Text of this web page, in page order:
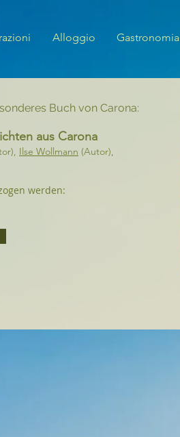
Alloggio Gastronomia
Buch von Carona:
aus Carona
Ilse Wollmann (Autor),
werden: